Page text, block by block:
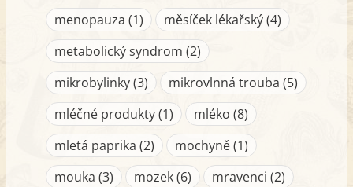
menopauza (1)
měsíček lékařský (4)
metabolický syndrom (2)
mikrobylinky (3)
mikrovlnná trouba (5)
mléčné produkty (1)
mléko (8)
mletá paprika (2)
mochyně (1)
mouka (3)
mozek (6)
mravenci (2)